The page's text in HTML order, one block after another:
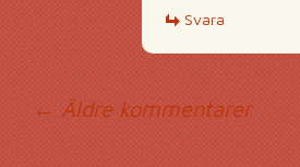
Svara
← Äldre kommentarer